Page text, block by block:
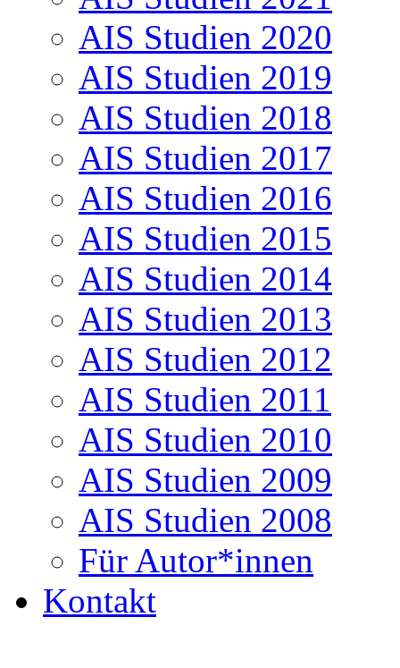
AIS Studien 2020
AIS Studien 2019
AIS Studien 2018
AIS Studien 2017
AIS Studien 2016
AIS Studien 2015
AIS Studien 2014
AIS Studien 2013
AIS Studien 2012
AIS Studien 2011
AIS Studien 2010
AIS Studien 2009
AIS Studien 2008
Für Autor*innen
Kontakt